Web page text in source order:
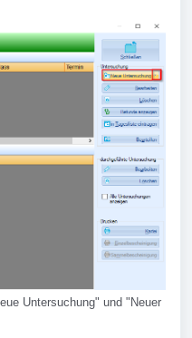
Untersuchung" und "Neuer